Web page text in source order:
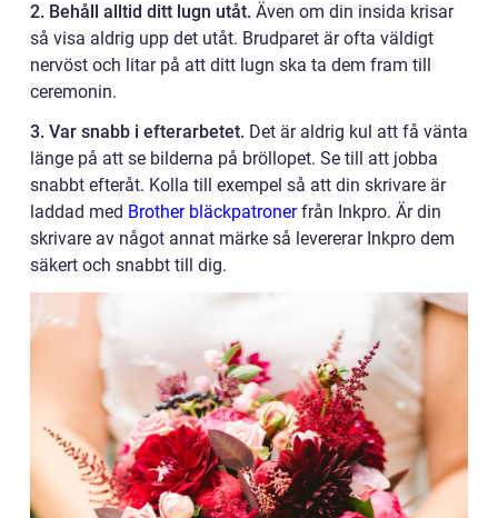
2. Behåll alltid ditt lugn utåt. Även om din insida krisar
så visa aldrig upp det utåt. Brudparet är ofta väldigt
nervöst och litar på att ditt lugn ska ta dem fram till
ceremonin.
3. Var snabb i efterarbetet. Det är aldrig kul att få vänta
länge på att se bilderna på bröllopet. Se till att jobba
snabbt efteråt. Kolla till exempel så att din skrivare är
laddad med Brother bläckpatronerfrån Inkpro. Är din
skrivare av något annat märke så levererar Inkpro dem
säkert och snabbt till dig.